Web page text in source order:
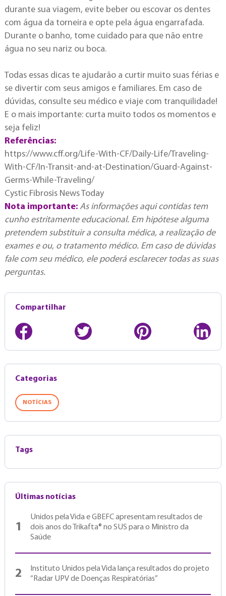
durante sua viagem, evite beber ou escovar os dentes
com água da torneira e opte pela água engarrafada.
Durante o banho, tome cuidado para que não entre
água no seu nariz ou boca.
Todas essas dicas te ajudarão a curtir muito suas férias e
se divertir com seus amigos e familiares. Em caso de
dúvidas, consulte seu médico e viaje com tranquilidade!
E o mais importante: curta muito todos os momentos e
seja feliz!
Referências:
https://www.cff.org/Life-With-CF/Daily-Life/Traveling-
With-CF/In-Transit-and-at-Destination/Guard-Against-
Germs-While-Traveling/
Cystic Fibrosis News Today
Nota importante: As informações aqui contidas tem
cunho estritamente educacional. Em hipótese alguma
pretendem substituir a consulta médica, a realização de
exames e ou, o tratamento médico. Em caso de dúvidas
fale com seu médico, ele poderá esclarecer todas as suas
perguntas.
Compartilhar
Categorias
NOTÍCIAS
Tags
Últimas notícias
1
Unidos pela Vida e GBEFC apresentam resultados de
dois anos do Trikafta® no SUS para o Ministro da
Saúde
2
Instituto Unidos pela Vida lança resultados do projeto
“Radar UPV de Doenças Respiratórias”